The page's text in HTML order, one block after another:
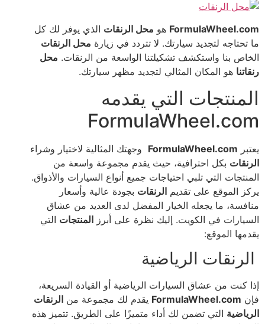
FormulaWheel.com هو محل الرنقات الذي يوفر لك كل
ما تحتاجه لتجديد سيارتك. لا تتردد في زيارة محل الرنقات
الخاص بنا واستكشف تشكيلتنا الواسعة من الرنقات. محل
رنقاتنا هو المكان المثالي لتجديد مظهر سيارتك.
المنتجات التي يقدمه
FormulaWheel.com
يعتبر FormulaWheel.com وجهتك المثالية لاختيار وشراء
الرنقات بكل احترافية، حيث يقدم مجموعة واسعة من
المنتجات التي تلبي احتياجات جميع أنواع السيارات والأذواق.
يركز الموقع على تقديم الرنقات بجودة عالية وأسعار
منافسة، ما يجعله الخيار المفضل لدى العديد من عشاق
السيارات في الكويت. إليك نظرة على أبرز المنتجات التي
يقدمها الموقع:
الرنقات الرياضية
إذا كنت من عشاق السيارات الرياضية أو القيادة السريعة،
فإن FormulaWheel.com يقدم لك مجموعة من الرنقات
الرياضية التي تضمن لك أداء متميزًا على الطريق. تتميز هذه